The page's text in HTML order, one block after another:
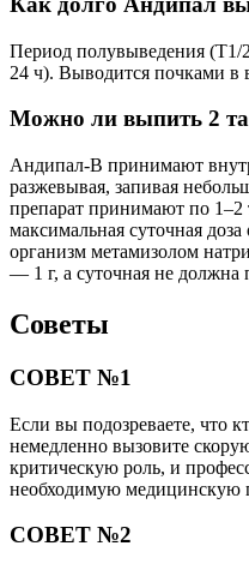
Период полувыведения (Т1/
24 ч). Выводится почками в
Можно ли выпить 2
Андипал-В принимают
разжевывая, запивая
препарат принимают по 1–2
максимальная суточная
организм метамизолом
— 1 г, а суточная не должна
Советы
СОВЕТ №1
Если вы подозреваете, что
немедленно вызовите
критическую роль, и
необходимую медицинскую
СОВЕТ №2